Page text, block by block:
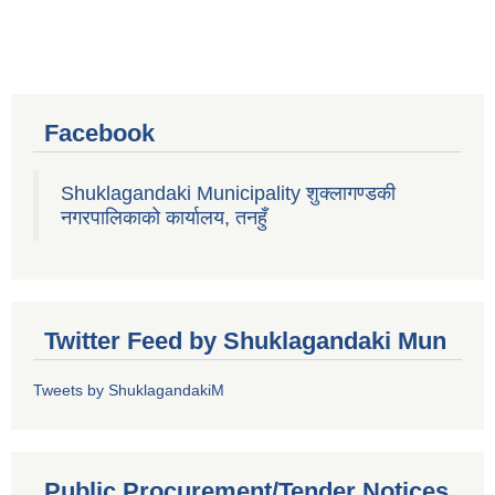
Facebook
Shuklagandaki Municipality शुक्लागण्डकी
नगरपालिकाको कार्यालय, तनहुँ
Twitter Feed by Shuklagandaki Mun
Tweets by ShuklagandakiM